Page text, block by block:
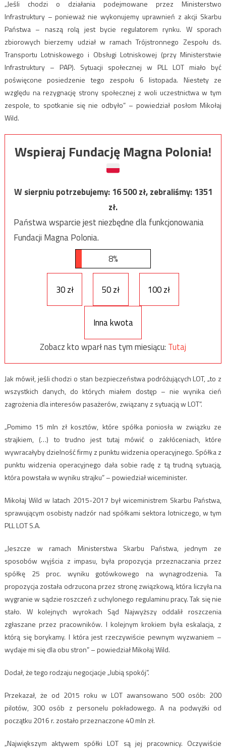
„Jeśli chodzi o działania podejmowane przez Ministerstwo
Infrastruktury – ponieważ nie wykonujemy uprawnień z akcji Skarbu
Państwa – naszą rolą jest bycie regulatorem rynku. W sporach
zbiorowych bierzemy udział w ramach Trójstronnego Zespołu ds.
Transportu Lotniskowego i Obsługi Lotniskowej (przy Ministerstwie
Infrastruktury – PAP). Sytuacji społecznej w PLL LOT miało być
poświęcone posiedzenie tego zespołu 6 listopada. Niestety ze
względu na rezygnację strony społecznej z woli uczestnictwa w tym
zespole, to spotkanie się nie odbyło” – powiedział posłom Mikołaj
Wild.
Wspieraj Fundację Magna Polonia!
W sierpniu potrzebujemy:16 500zł, zebraliśmy:1351
zł.
Państwa wsparcie jest niezbędne dla funkcjonowania
Fundacji Magna Polonia.
8%
30 zł 50 zł 100 zł
Inna kwota
Zobacz kto wparł nas tym miesiącu: Tutaj
Jak mówił, jeśli chodzi o stan bezpieczeństwa podróżujących LOT, „to z
wszystkich danych, do których miałem dostęp – nie wynika cień
zagrożenia dla interesów pasażerów, związany z sytuacją w LOT”.
„Pomimo 15 mln zł kosztów, które spółka poniosła w związku ze
strajkiem, (…) to trudno jest tutaj mówić o zakłóceniach, które
wywracałyby dzielność firmy z punktu widzenia operacyjnego. Spółka z
punktu widzenia operacyjnego dała sobie radę z tą trudną sytuacją,
która powstała w wyniku strajku” – powiedział wiceminister.
Mikołaj Wild w latach 2015-2017 był wiceministrem Skarbu Państwa,
sprawującym osobisty nadzór nad spółkami sektora lotniczego, w tym
PLL LOT S.A.
„Jeszcze w ramach Ministerstwa Skarbu Państwa, jednym ze
sposobów wyjścia z impasu, była propozycja przeznaczania przez
spółkę 25 proc. wyniku gotówkowego na wynagrodzenia. Ta
propozycja została odrzucona przez stronę związkową, która liczyła na
wygranie w sądzie roszczeń z uchylonego regulaminu pracy. Tak się nie
stało. W kolejnych wyrokach Sąd Najwyższy oddalił roszczenia
zgłaszane przez pracowników. I kolejnym krokiem była eskalacja, z
którą się borykamy. I która jest rzeczywiście pewnym wyzwaniem –
wydaje mi się dla obu stron” – powiedział Mikołaj Wild.
Dodał, że tego rodzaju negocjacje „lubią spokój”.
Przekazał, że od 2015 roku w LOT awansowano 500 osób: 200
pilotów, 300 osób z personelu pokładowego. A na podwyżki od
początku 2016 r. zostało przeznaczone 40 mln zł.
„Największym aktywem spółki LOT są jej pracownicy. Oczywiście